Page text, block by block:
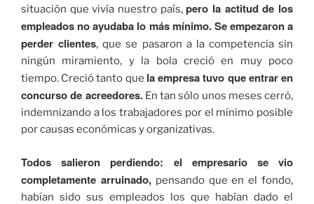
situación que vivía nuestro país,pero la actitud de los
empleados no ayudaba lo más mínimo. Se empezaron a
perder clientes, que se pasaron a la competencia sin
ningún miramiento, y la bola creció en muy poco
tiempo. Creció tanto que la empresa tuvo que entrar en
concurso de acreedores.En tan sólo unos meses cerró,
indemnizando a los trabajadores por el mínimo posible
por causas económicas y organizativas.
Todos salieron perdiendo: el empresario se vio
completamente arruinado,pensando que en el fondo,
habían sido sus empleados los que habían dado el